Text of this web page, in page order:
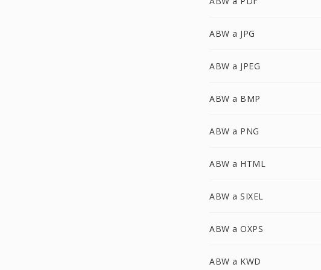
ABW a JPG
ABW a JPEG
ABW a BMP
ABW a PNG
ABW a HTML
ABW a SIXEL
ABW a OXPS
ABW a KWD